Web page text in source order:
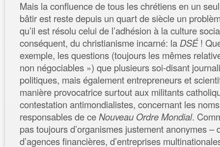
Mais la confluence de tous les chrétiens en un
bâtir est reste depuis un quart de siècle un
qu’il est résolu celui de l’adhésion à la culture
conséquent, du christianisme incarné: la DSÉ!
exemple, les questions (toujours les mêmes
non négociables ») que plusieurs soi-disant
politiques, mais également entrepreneurs et
manière provocatrice surtout aux militants
contestation antimondialistes, concernant les
responsables de ceNouveau Ordre Mondial.
pas toujours d’organismes justement anonymes –
d’agences financières, d’entreprises